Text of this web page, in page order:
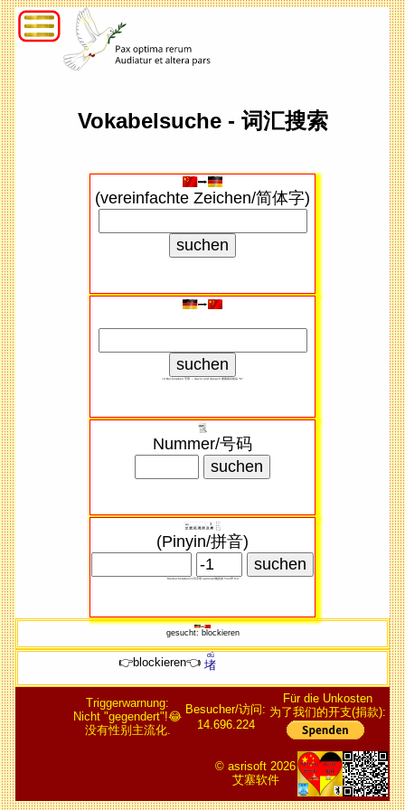
Vokabelsuche - 词汇搜索
(vereinfachte Zeichen/简体字)
<4 Buchstaben 字母 → davor und danach 搜索​条目前后 "%"
Nummer/号码
(Pinyin/拼音)
Kleibuchstaben/小写​字母 optional/随意​的 Ton/声 0-4
gesucht: blockieren
👉blockieren👈 堵
dǔ
Triggerwarnung:
Nicht "gegendert"!😂
没有性别主流化.
Besucher/访问:
14.696.224
Für die Unkosten
为了我们的开支(捐款):
© asrisoft 2026
艾塞软件